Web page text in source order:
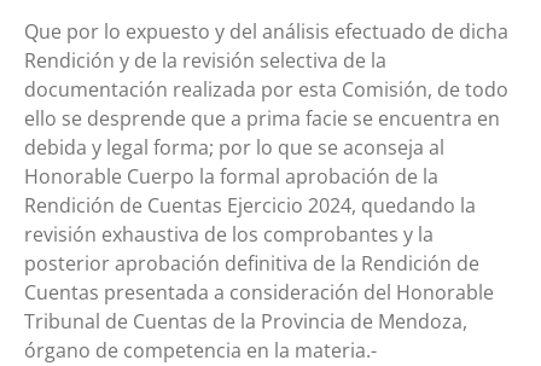
Que por lo expuesto y del análisis efectuado de dicha
Rendición y de la revisión selectiva de la
documentación realizada por esta Comisión, de todo
ello se desprende que a prima facie se encuentra en
debida y legal forma; por lo que se aconseja al
Honorable Cuerpo la formal aprobación de la
Rendición de Cuentas Ejercicio 2024, quedando la
revisión exhaustiva de los comprobantes y la
posterior aprobación definitiva de la Rendición de
Cuentas presentada a consideración del Honorable
Tribunal de Cuentas de la Provincia de Mendoza,
órgano de competencia en la materia.-